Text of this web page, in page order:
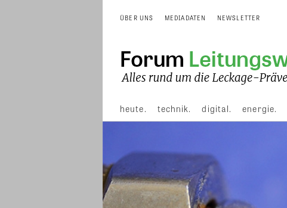
ÜBER UNS MEDIADATEN NEWSLETTER
heute. technik. digital. energie.